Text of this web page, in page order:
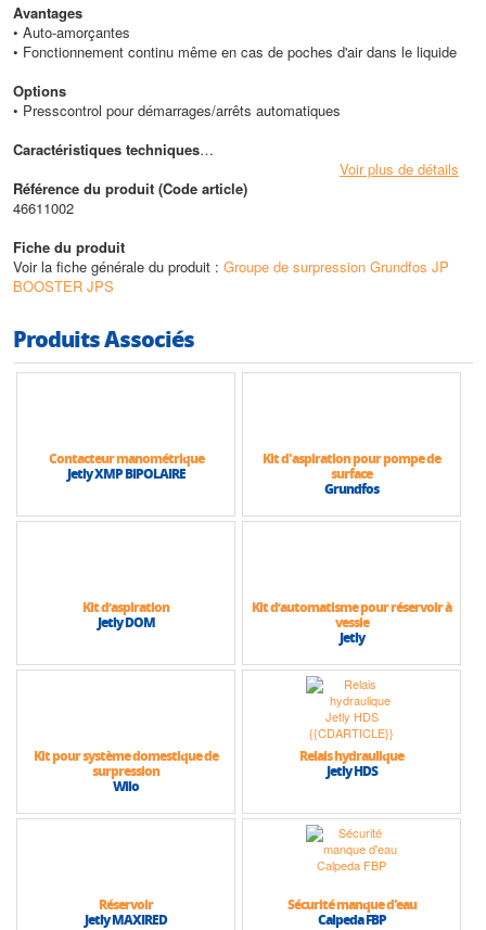
Avantages
• Auto-amorçantes
• Fonctionnement continu même en cas de poches d'air dans le liquide
Options
• Presscontrol pour démarrages/arrêts automatiques
Caractéristiques techniques
• Température max du liquide pompé : +55°C
• Hauteur max (HMT) : 53 m
Voir plus de détails
Référence du produit (Code article)
46611002
Fiche du produit
Voir la fiche générale du produit : Groupe de surpression Grundfos JP
BOOSTER JPS
Produits Associés
Contacteur manométrique
Jetly XMP BIPOLAIRE
Kit d'aspiration pour pompe de
surface
Grundfos
Kit d’aspiration
Jetly DOM
Kit d’automatisme pour réservoir à
vessie
Jetly
Kit pour système domestique de
surpression
Wilo
Relais hydraulique
Jetly HDS
Réservoir
Jetly MAXIRED
Sécurité manque d'eau
Calpeda FBP